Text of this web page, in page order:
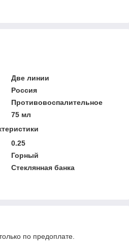
Две линии
Россия
Противовоспалительное
75 мл
0.25
Горный
Стеклянная банка
по предоплате.